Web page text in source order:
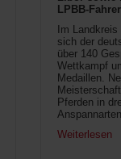
LPBB-
Im
sich der
über 140
Wettkampf
Medaillen.
Pferden in
Weiterlesen